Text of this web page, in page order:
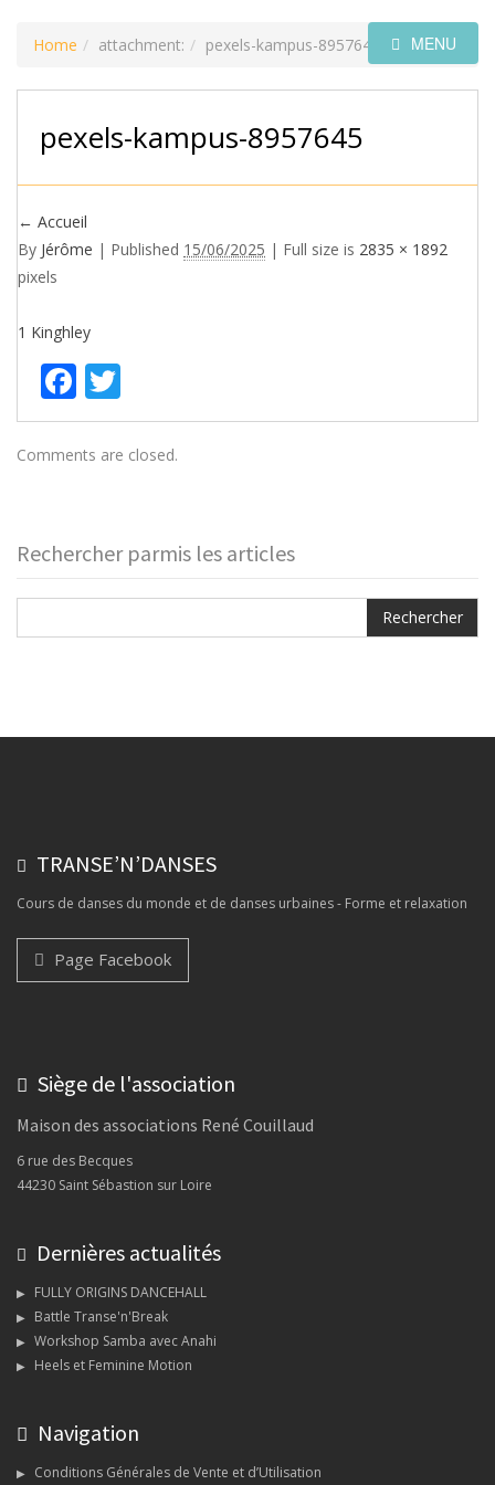
MENU
Home attachment: pexels-kampus-8957645
pexels-kampus-8957645
← Accueil
By Jérôme | Published 15/06/2025 | Full size is 2835 × 1892
pixels
1 Kinghley
Facebook
Comments are closed.
Rechercher parmis les articles
TRANSE’N’DANSES
Cours de danses du monde et de danses urbaines - Forme et relaxation
Page Facebook
Siège de l'association
Maison des associations René Couillaud
6 rue des Becques
44230 Saint Sébastion sur Loire
Dernières actualités
FULLY ORIGINS DANCEHALL
Battle Transe'n'Break
Workshop Samba avec Anahi
Heels et Feminine Motion
Navigation
Conditions Générales de Vente et d’Utilisation